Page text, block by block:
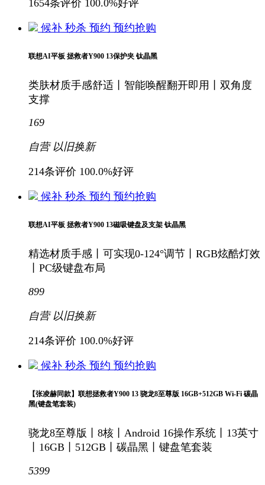
1654条评价 100.0%好评
候补 秒杀 预约 预约抢购
联想AI平板 拯救者Y900 13保护夹 钛晶黑
类肤材质手感舒适丨智能唤醒翻开即用丨双角度
支撑
169
自营 以旧换新
214条评价 100.0%好评
候补 秒杀 预约 预约抢购
联想AI平板 拯救者Y900 13磁吸键盘及支架 钛晶黑
精选材质手感丨可实现0-124°调节丨RGB炫酷灯效
丨PC级键盘布局
899
自营 以旧换新
214条评价 100.0%好评
候补 秒杀 预约 预约抢购
【张凌赫同款】联想拯救者Y900 13 骁龙8至尊版 16GB+512GB Wi-Fi 碳晶
黑(键盘笔套装)
骁龙8至尊版丨8核丨Android 16操作系统丨13英寸
丨16GB丨512GB丨碳晶黑丨键盘笔套装
5399